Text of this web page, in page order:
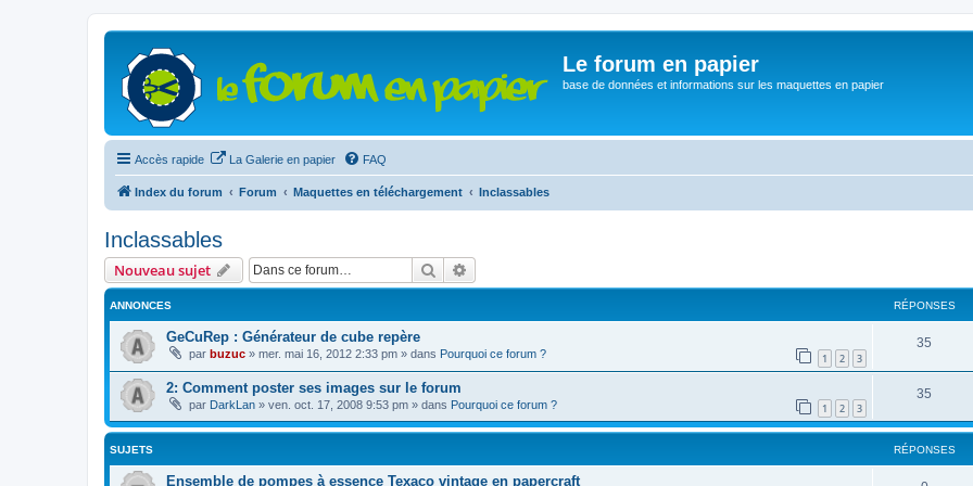
Le forum en papier
base de données et informations sur les maquettes en papier
Accès rapide La Galerie en papier FAQ
Index du forum Forum Maquettes en téléchargement Inclassables
Inclassables
Nouveau sujet Rechercher
ANNONCES RÉPONSES
GeCuRep : Générateur de cube repère
par buzuc » mer. mai 16, 2012 2:33 pm » dans Pourquoi ce forum ? 1 2 3
35
2: Comment poster ses images sur le forum
par DarkLan » ven. oct. 17, 2008 9:53 pm » dans Pourquoi ce forum ? 1 2 3
35
SUJETS RÉPONSES
Ensemble de pompes à essence Texaco vintage en papercraft